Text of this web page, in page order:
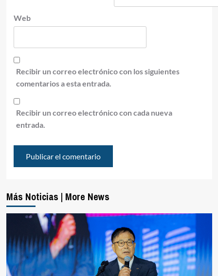
Web
Recibir un correo electrónico con los siguientes
comentarios a esta entrada.
Recibir un correo electrónico con cada nueva
entrada.
Más Noticias | More News